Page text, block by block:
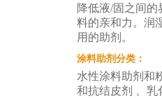
降低液/固之间
料的亲和力。润
用的助剂。
涂料助剂分类：
水性涂料助剂 和
和抗结皮剂 、乳